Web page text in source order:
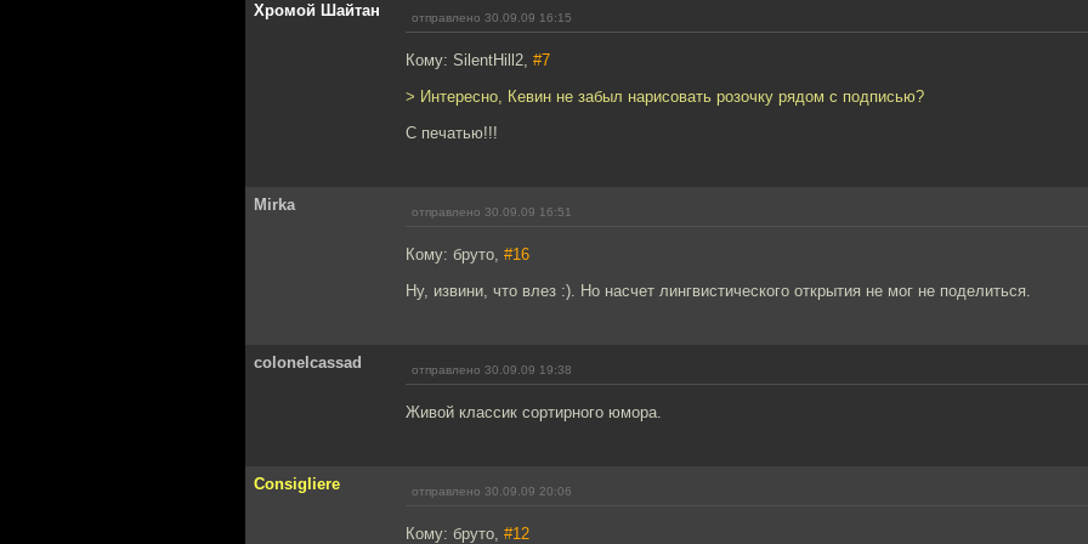
Хромой Шайтан отправлено 30.09.09 16:15
Кому: SilentHill2, #7
> Интересно, Кевин не забыл нарисовать розочку рядом с подписью?
С печатью!!!
Mirka отправлено 30.09.09 16:51
Кому: бруто, #16
Ну, извини, что влез :). Но насчет лингвистического открытия не мог не поделиться.
colonelcassad отправлено 30.09.09 19:38
Живой классик сортирного юмора.
Consigliere отправлено 30.09.09 20:06
Кому: бруто, #12